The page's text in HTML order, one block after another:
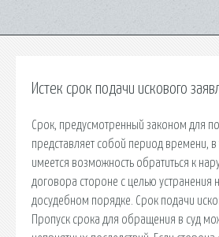
Истек срок подачи искового
Срок, предусмотренный законом для
представляет собой период времени, в
имеется возможность обратиться к
договора стороне с целью устранения
досудебном порядке. Срок подачи
Пропуск срока для обращения в суд